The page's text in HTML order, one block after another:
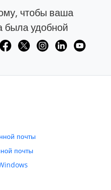
чтобы ваша
была удобной
почты
почты